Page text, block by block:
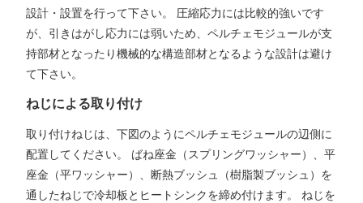
設計・設置を行って下さい。 圧縮応力には比較的強いです
が、引きはがし応力には弱いため、ペルチェモジュールが支
持部材となったり機械的な構造部材となるような設計は避け
て下さい。
ねじによる取り付け
取り付けねじは、下図のようにペルチェモジュールの辺側に
配置してください。 ばね座金（スプリングワッシャー）、平
座金（平ワッシャー）、断熱ブッシュ（樹脂製ブッシュ）を
通したねじで冷却板とヒートシンクを締め付けます。 ねじを